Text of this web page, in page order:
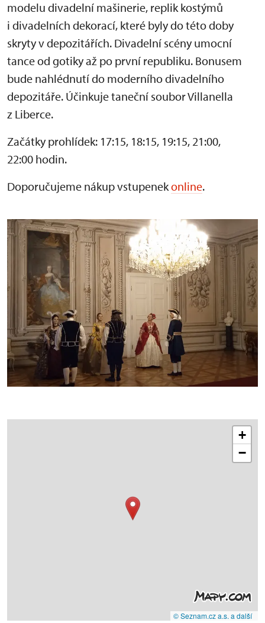
modelu divadelní mašinerie, replik kostýmů
i divadelních dekorací, které byly do této doby
skryty v depozitářích. Divadelní scény umocní
tance od gotiky až po první republiku. Bonusem
bude nahlédnutí do moderního divadelního
depozitáře. Účinkuje taneční soubor Villanella
z Liberce.
Začátky prohlídek: 17:15, 18:15, 19:15, 21:00,
22:00 hodin.
Doporučujeme nákup vstupenekonline.
+
−
© Seznam.cz a.s. a další